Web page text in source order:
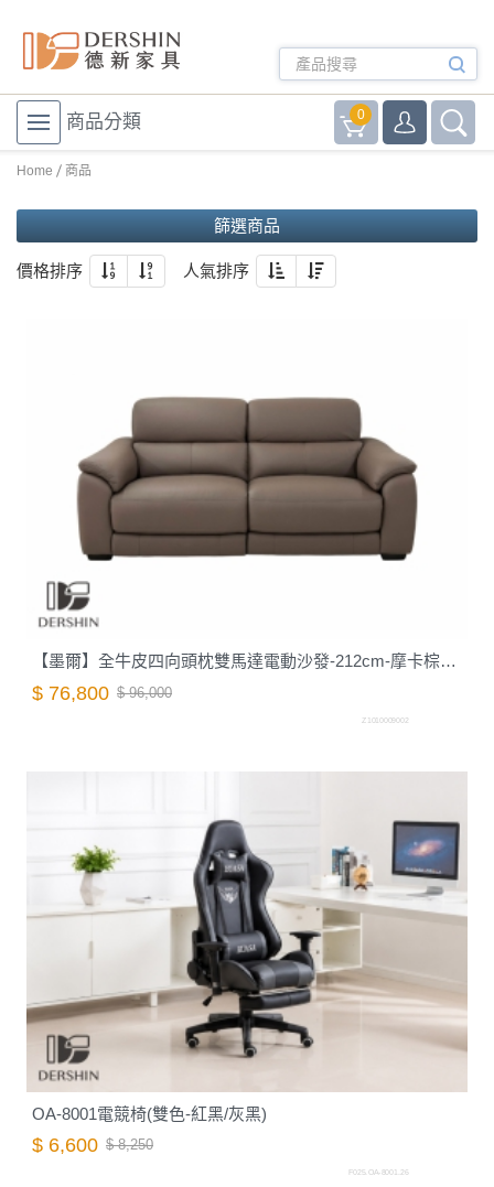
商品分類 0
Home 商品
篩選商品
價格排序 人氣排序
【墨爾】全牛皮四向頭枕雙馬達電動沙發-212cm-摩卡棕｜德新家具
$ 76,800 $ 96,000
Z1010009002
OA-8001電競椅(雙色-紅黑/灰黑)
$ 6,600 $ 8,250
F025.OA-8001.26